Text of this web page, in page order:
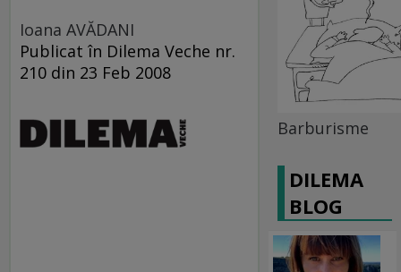
Ioana AVĂDANI
Publicat în Dilema Veche nr.
210 din 23 Feb 2008
Barburisme
DILEMA
BLOG